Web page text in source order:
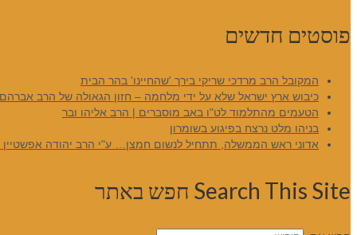
פוסטים חדשים
המקובל הרב מרדכי שריקי בירך 'שהחיינו' בהר הבית
כיבוש ארץ ישראל שלא על ידי מלחמה – חזון הגאולה של הרב
הטעמים מהתלמוד לט"ו באב מוסברים | הרב אליהו ובר
בניהו מלט נרצח בפיגוע בשומרון
אדוני ראש הממשלה, תתחיל לנשום חמצן… ע"י הרב יהודה אפשטיין –
Search This Site חפש באתר